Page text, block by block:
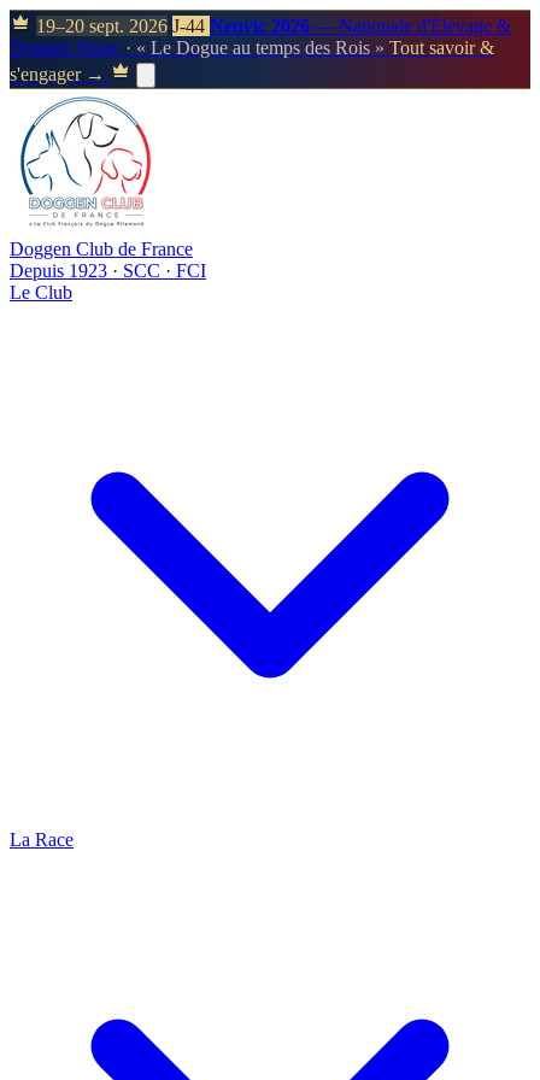
19–20 sept. 2026 J-44 Neuvic 2026 — Nationale d'Élevage &
Doggen Show · « Le Dogue au temps des Rois » Tout savoir &
s'engager →
Doggen Club de France
Depuis 1923 · SCC · FCI
Le Club
La Race